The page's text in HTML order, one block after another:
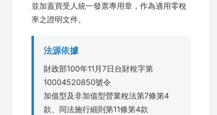
並加蓋買受人統一發票專用章，作為適用零稅
率之證明文件。
法源依據
財政部100年11月7日台財稅字第
10004520850號令
加值型及非加值型營業稅法第7條第4
款、同法施行細則第11條第4款